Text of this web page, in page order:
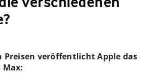
Preisen veröffentlicht Apple das
Max: